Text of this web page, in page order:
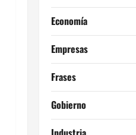
Economía
Empresas
Frases
Gobierno